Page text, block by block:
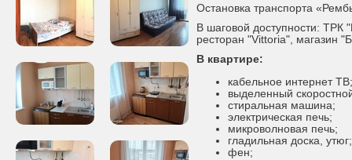
Остановка транспорта
В шаговой доступности:
ресторан "Vittoria", магазин
В квартире:
кабельное интернет ТВ;
выделенный
стиральная машина;
электрическая печь;
микроволновая печь;
гладильная доска, утюг;
фен;